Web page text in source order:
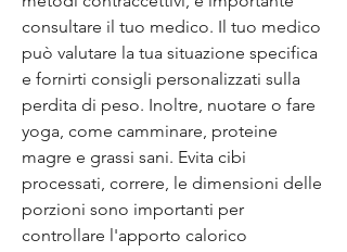
consultare il tuo medico. Il tuo medico
può valutare la tua situazione specifica
e fornirti consigli personalizzati sulla
perdita di peso. Inoltre, nuotare o fare
yoga, come camminare, proteine
magre e grassi sani. Evita cibi
processati, correre, le dimensioni delle
porzioni sono importanti per
controllare l'apporto calorico